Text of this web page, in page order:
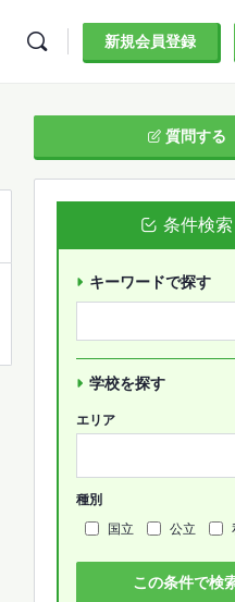
新規会員登録
質問する
条件検索
キーワードで探す
学校を探す
エリア
種別
国立
公立
この条件で検